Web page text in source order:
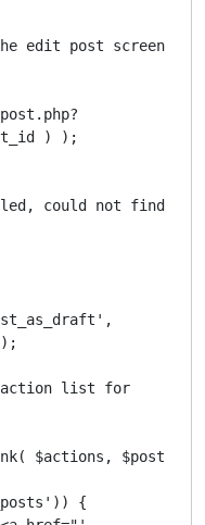
) );
);
$actions, $post